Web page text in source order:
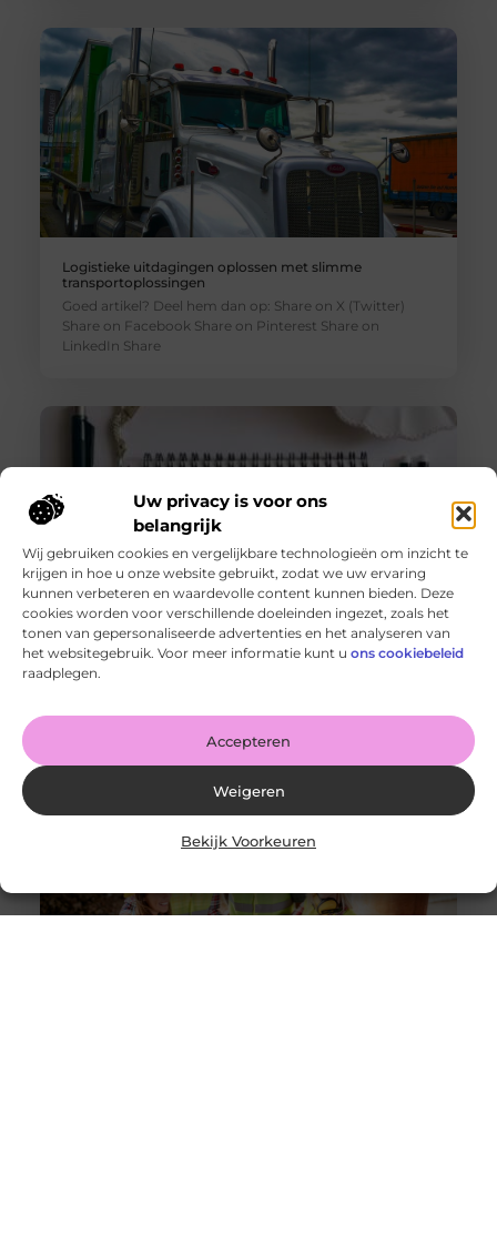
Uw privacy is voor ons
belangrijk
Wij gebruiken cookies en vergelijkbare technologieën om inzicht te
krijgen in hoe u onze website gebruikt, zodat we uw ervaring
kunnen verbeteren en waardevolle content kunnen bieden. Deze
cookies worden voor verschillende doeleinden ingezet, zoals het
tonen van gepersonaliseerde advertenties en het analyseren van
het websitegebruik. Voor meer informatie kunt u ons cookiebeleid
raadplegen.
Accepteren
Weigeren
Bekijk Voorkeuren
Logistieke uitdagingen oplossen met slimme
transportoplossingen
Goed artikel? Deel hem dan op: Share on X (Twitter)
Share on Facebook Share on Pinterest Share on
LinkedIn Share
De voordelen van het drukken van kalenders voor jouw
bedrijf!
Goed artikel? Deel hem dan op: Share on X (Twitter)